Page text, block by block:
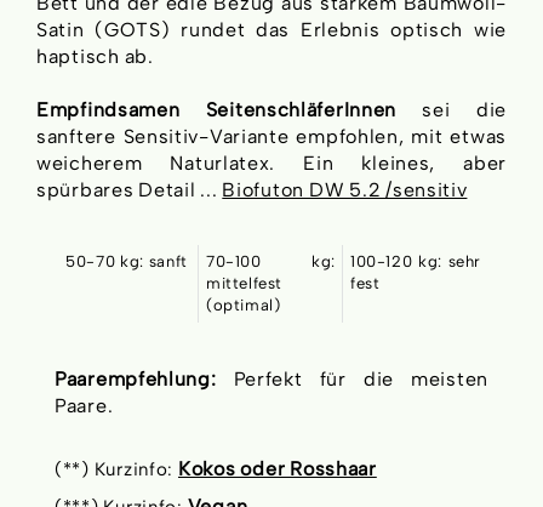
Satin (GOTS) rundet das Erlebnis optisch wie
haptisch ab.
Empfindsamen SeitenschläferInnen sei die
sanftere Sensitiv-Variante empfohlen, mit etwas
weicherem Naturlatex. Ein kleines, aber
spürbares Detail ... Biofuton DW 5.2 /sensitiv
50-70 kg: sanft
70-100 kg:
mittelfest
(optimal)
100-120 kg: sehr
fest
Paarempfehlung: Perfekt für die meisten
Paare.
(**) Kurzinfo: Kokos oder Rosshaar